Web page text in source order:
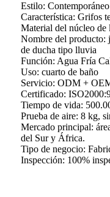
Estilo: Contemporáneo
Característica: Grifos
Material del núcleo de
Nombre del producto:
de ducha tipo lluvia
Función: Agua Fría
Uso: cuarto de baño
Servicio: ODM +
Certificado:
Tiempo de vida:
Prueba de aire: 8 kg,
Mercado principal:
del Sur y África.
Tipo de negocio:
Inspección: 100%